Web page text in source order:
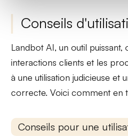
Conseils
Landbot AI, un outil puissant,
interactions clients et les
à une utilisation judicieuse et
correcte. Voici comment en
Conseils pour une